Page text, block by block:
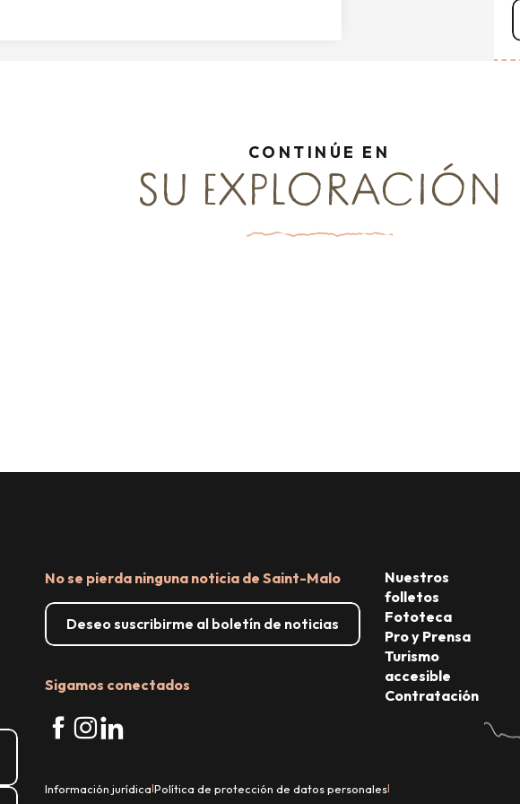
CONTINÚE EN
SU EXPLORACIÓN
No se pierda ninguna noticia de Saint-Malo
Deseo suscribirme al boletín de noticias
Sigamos conectados
Nuestros
folletos
Fototeca
Pro y Prensa
Turismo
accesible
Contratación
Información jurídica|Política de protección de datos personales|